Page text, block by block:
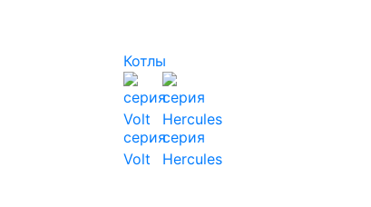
Котлы
серия
Volt
серия
Hercules